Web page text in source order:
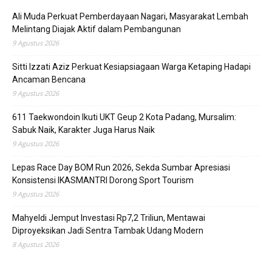
Ali Muda Perkuat Pemberdayaan Nagari, Masyarakat Lembah
Melintang Diajak Aktif dalam Pembangunan
9 Agustus 2026
Sitti Izzati Aziz Perkuat Kesiapsiagaan Warga Ketaping Hadapi
Ancaman Bencana
9 Agustus 2026
611 Taekwondoin Ikuti UKT Geup 2 Kota Padang, Mursalim:
Sabuk Naik, Karakter Juga Harus Naik
9 Agustus 2026
Lepas Race Day BOM Run 2026, Sekda Sumbar Apresiasi
Konsistensi IKASMANTRI Dorong Sport Tourism
9 Agustus 2026
Mahyeldi Jemput Investasi Rp7,2 Triliun, Mentawai
Diproyeksikan Jadi Sentra Tambak Udang Modern
8 Agustus 2026